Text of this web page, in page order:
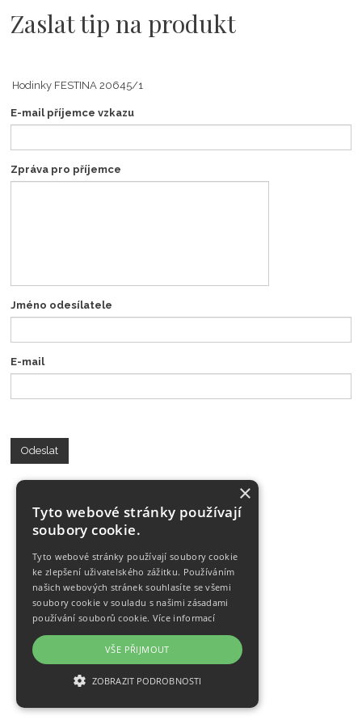
Zaslat tip na produkt
E-mail příjemce vzkazu
Zpráva pro příjemce
Jméno odesílatele
E-mail
Odeslat
×
Tyto webové stránky používají
soubory cookie.
Tyto webové stránky používají soubory cookie
ke zlepšení uživatelského zážitku. Používáním
našich webových stránek souhlasíte se všemi
soubory cookie v souladu s našimi zásadami
používání souborů cookie. Více informací
VŠE PŘIJMOUT
ZOBRAZIT PODROBNOSTI
NEZBYTNĚ NUTNÉ SOUBORY